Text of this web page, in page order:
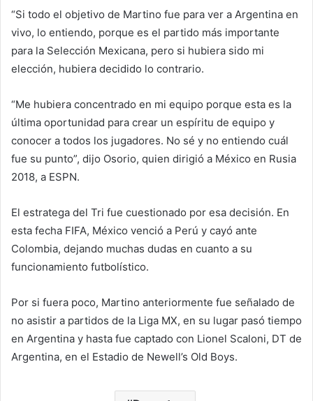
“Si todo el objetivo de Martino fue para ver a Argentina en
vivo, lo entiendo, porque es el partido más importante
para la Selección Mexicana, pero si hubiera sido mi
elección, hubiera decidido lo contrario.
“Me hubiera concentrado en mi equipo porque esta es la
última oportunidad para crear un espíritu de equipo y
conocer a todos los jugadores. No sé y no entiendo cuál
fue su punto”, dijo Osorio, quien dirigió a México en Rusia
2018, a ESPN.
El estratega del Tri fue cuestionado por esa decisión. En
esta fecha FIFA, México venció a Perú y cayó ante
Colombia, dejando muchas dudas en cuanto a su
funcionamiento futbolístico.
Por si fuera poco, Martino anteriormente fue señalado de
no asistir a partidos de la Liga MX, en su lugar pasó tiempo
en Argentina y hasta fue captado con Lionel Scaloni, DT de
Argentina, en el Estadio de Newell’s Old Boys.